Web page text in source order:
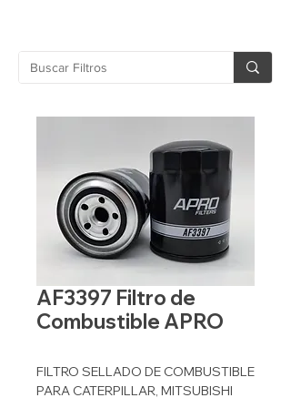
AF3397 Filtro de
Combustible APRO
FILTRO SELLADO DE COMBUSTIBLE
PARA CATERPILLAR, MITSUBISHI